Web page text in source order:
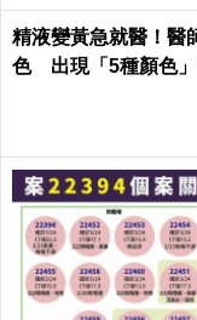
精液變黃急就醫！醫
色 出現「5種顏色